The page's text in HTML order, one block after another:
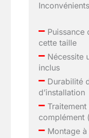
Inconvénients
–
cette taille
– Nécessite
inclus
– Durabilité
d’installation
–
complément
– Montage